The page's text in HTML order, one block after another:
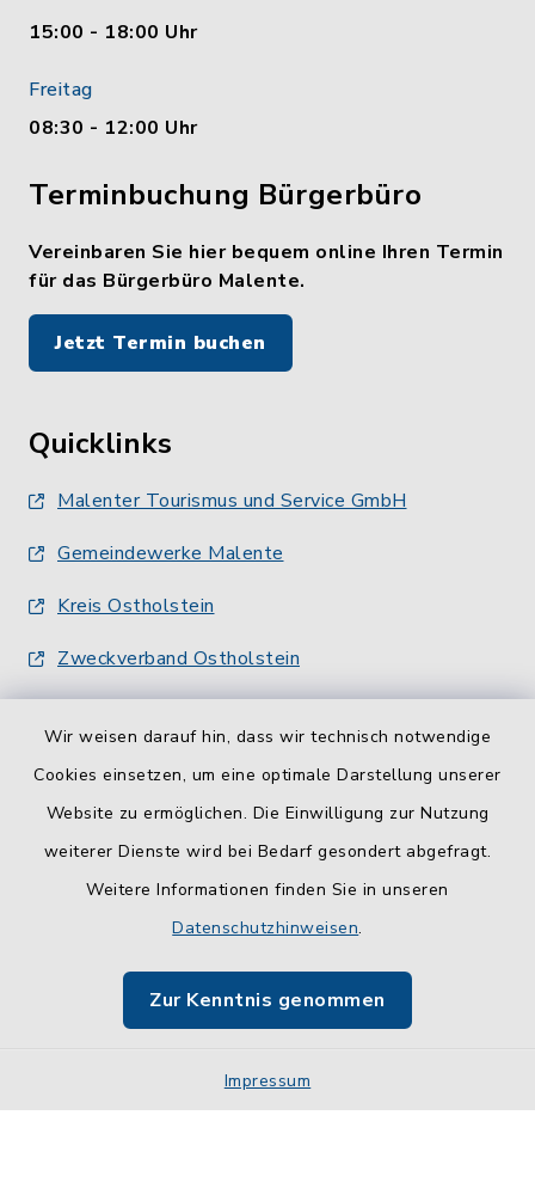
Wir weisen darauf hin, dass wir technisch notwendige
Cookies einsetzen, um eine optimale Darstellung unserer
Website zu ermöglichen. Die Einwilligung zur Nutzung
weiterer Dienste wird bei Bedarf gesondert abgefragt.
Weitere Informationen finden Sie in unseren
Datenschutzhinweisen.
Zur Kenntnis genommen
Impressum
15:00 - 18:00 Uhr
Freitag
08:30 - 12:00 Uhr
Terminbuchung Bürgerbüro
Vereinbaren Sie hier bequem online Ihren Termin
für das Bürgerbüro Malente.
Jetzt Termin buchen
Quicklinks
Malenter Tourismus und Service GmbH
Gemeindewerke Malente
Kreis Ostholstein
Zweckverband Ostholstein
Barrierefreiheit
Impressum
Sitemap